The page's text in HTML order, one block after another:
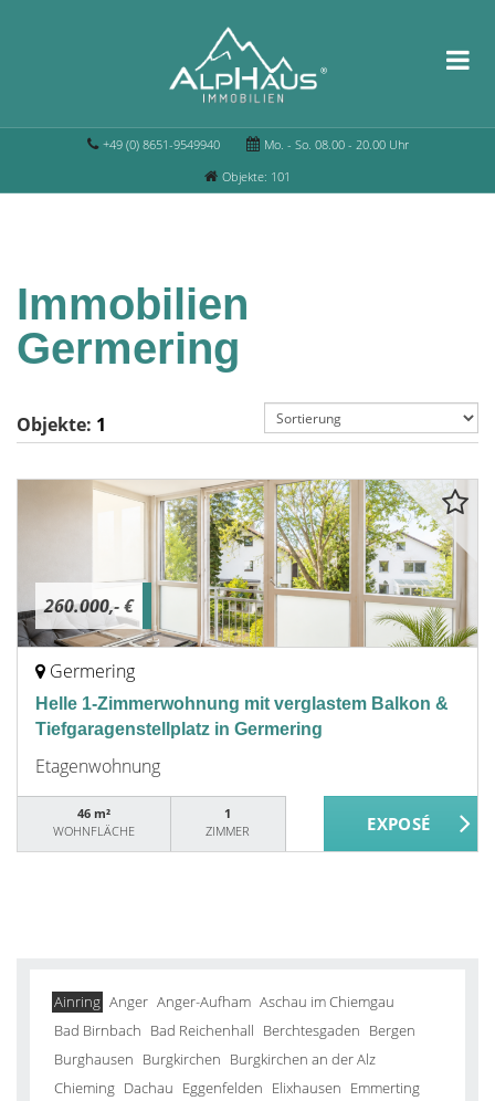
+49 (0) 8651-9549940
Mo. - So. 08.00 - 20.00 Uhr
Objekte: 101
Immobilien
Germering
Objekte: 1
260.000,- €
Germering
Helle 1-Zimmerwohnung mit verglastem Balkon &
Tiefgaragenstellplatz in Germering
Etagenwohnung
46 m²
WOHNFLÄCHE
1
ZIMMER
Ainring Anger Anger-Aufham Aschau im Chiemgau
Bad Birnbach Bad Reichenhall Berchtesgaden Bergen
Burghausen Burgkirchen Burgkirchen an der Alz
Chieming Dachau Eggenfelden Elixhausen Emmerting